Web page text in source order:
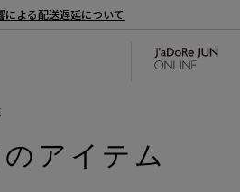
による配送遅延について
アイテム